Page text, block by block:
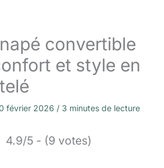
convertible
et style en
février 2026 / 3 minutes de lecture
4.9/5 - (9 votes)